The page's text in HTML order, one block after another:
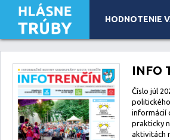
HODNOTENIE
Leaflet| Map data ©OpenStreetMapcontributors,
INFO
Číslo júl
informácií
prakticky
aktivitách